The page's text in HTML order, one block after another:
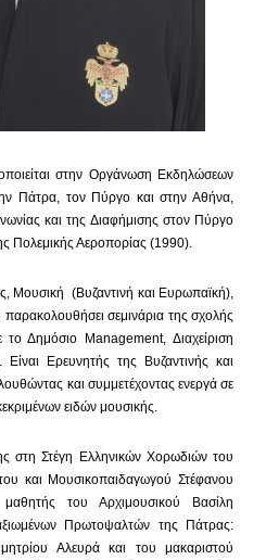
στην Οργάνωση Εκδηλώσεων
Πάτρα, τον Πύργο και στην Αθήνα,
και της Διαφήμισης στον Πύργο
Πολεμικής Αεροπορίας (1990).
Μουσική (Βυζαντινή και Ευρωπαϊκή),
παρακολουθήσει σεμινάρια της σχολής
το Δημόσιο Management, Διαχείριση
Ερευνητής της Βυζαντινής και
και συμμετέχοντας ενεργά σε
ειδών μουσικής.
στη Στέγη Ελληνικών Χορωδιών του
και Μουσικοπαιδαγωγού Στέφανου
του Αρχιμουσικού Βασίλη
Πρωτοψαλτών της Πάτρας:
Αλευρά και του μακαριστού